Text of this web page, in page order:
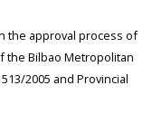
the approval process of
the Bilbao Metropolitan
2005 and Provincial